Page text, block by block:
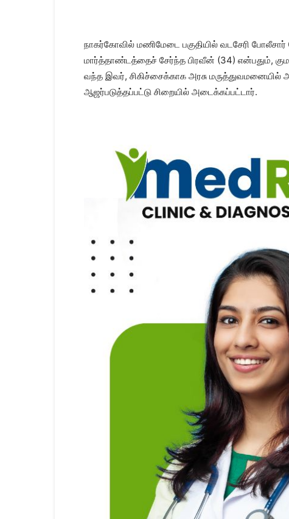
Kumari
News
|
Kanyakumari
நாகர்கோவில் மணிமேடை பகுதியில் வடசேரி
மார்த்தாண்டத்தைச் சேர்ந்த பிரவீன் (34) என்பதும்,
வந்த இவர், சிகிச்சைக்காக அரசு மருத்துவமனையில்
ஆஜர்படுத்தப்பட்டு சிறையில் அடைக்கப்பட்டார்.